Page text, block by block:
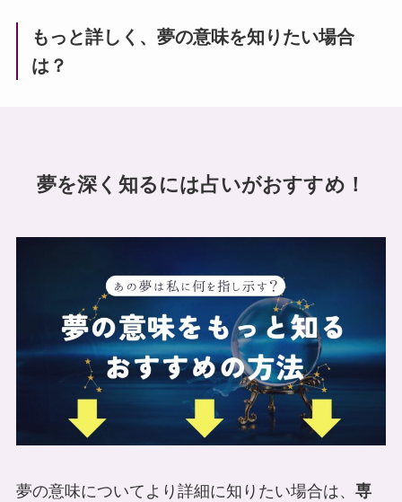
もっと詳しく、夢の意味を知りたい場合
は？
夢を深く知るには占いがおすすめ！
夢の意味についてより詳細に知りたい場合は、 専